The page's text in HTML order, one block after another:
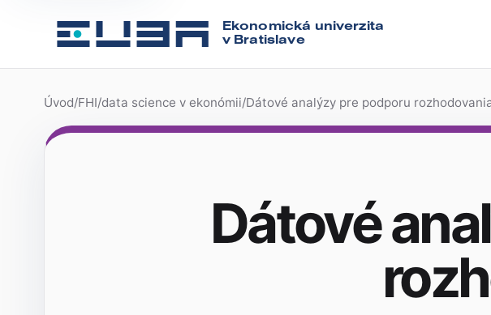
Ekonomická univerzita
v Bratislave
Úvod/FHI/data science v ekonómii/Dátové analýzy pre podporu
Dátové